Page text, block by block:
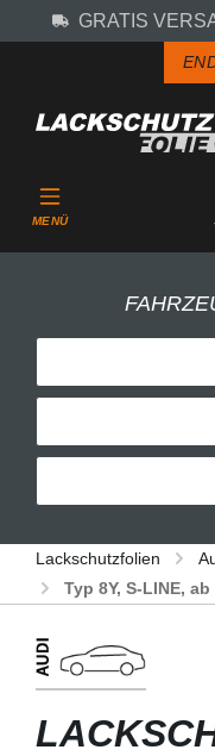
Zum Hauptinhalt
GRATIS
MENÜ
Lackschutzfolien
Typ 8Y, S-LINE,